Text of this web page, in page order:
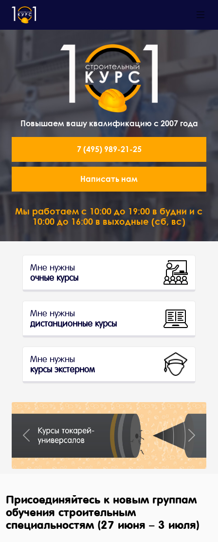
Повышаем вашу квалификацию с 2007 года
7 (495) 989-21-25
Написать нам
Мы работаем с 10:00 до 19:00 в будни и с
10:00 до 16:00 в выходные (сб, вс)
Мне нужны
очные курсы
Мне нужны
дистанционные курсы
Мне нужны
курсы экстерном
Previous Next
Присоединяйтесь к новым группам
обучения строительным
специальностям (27 июня – 3 июля)